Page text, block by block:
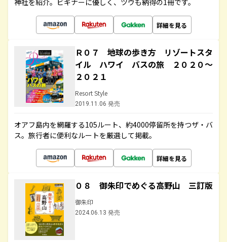
神社を紹介。ビギナーに優しく、ツウも納得の1冊です。
詳細を見る
Ｒ０７ 地球の歩き方 リゾートスタ
イル ハワイ バスの旅 ２０２０～
２０２１
Resort Style
2019.11.06 発売
オアフ島内を網羅する105ルート、約4000停留所を持つザ・バ
ス。旅行者に便利なルートを厳選して掲載。
詳細を見る
０８ 御朱印でめぐる高野山 三訂版
御朱印
2024.06.13 発売